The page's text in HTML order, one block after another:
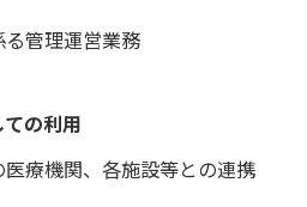
管理運営業務
の利用
療機関、各施設等との連携